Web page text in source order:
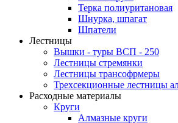
Терка полиуритановая
Шнурка, шпагат
Шпатели
Лестницы
Вышки - туры ВСП - 250
Лестницы стремянки
Лестницы трансофрмеры
Трехсекционные лестницы
Расходные материалы
Круги
Алмазные круги